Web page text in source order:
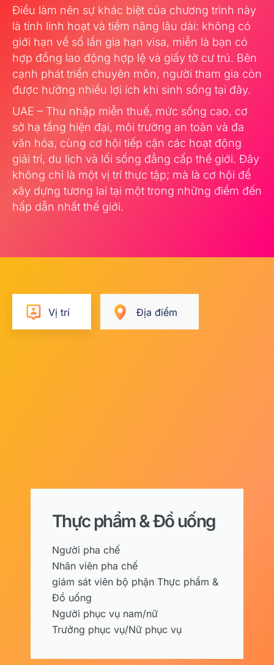
Điều làm nên sự khác biệt của chương trình này
là tính linh hoạt và tiềm năng lâu dài: không có
giới hạn về số lần gia hạn visa, miễn là bạn có
hợp đồng lao động hợp lệ và giấy tờ cư trú. Bên
cạnh phát triển chuyên môn, người tham gia còn
được hưởng nhiều lợi ích khi sinh sống tại đây.
UAE – Thu nhập miễn thuế, mức sống cao, cơ
sở hạ tầng hiện đại, môi trường an toàn và đa
văn hóa, cùng cơ hội tiếp cận các hoạt động
giải trí, du lịch và lối sống đẳng cấp thế giới. Đây
không chỉ là một vị trí thực tập; mà là cơ hội để
xây dựng tương lai tại một trong những điểm đến
hấp dẫn nhất thế giới.
Vị trí Địa điểm
Thực phẩm & Đồ uống
Người pha chế
Nhân viên pha chế
giám sát viên bộ phận Thực phẩm &
Đồ uống
Người phục vụ nam/nữ
Trưởng phục vụ/Nữ phục vụ